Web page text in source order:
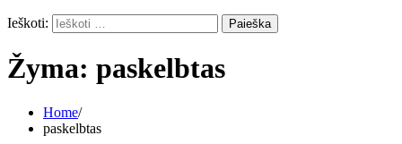
Ieškoti:
Žyma: paskelbtas
Home
paskelbtas